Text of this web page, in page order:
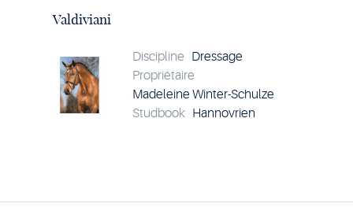
cheval
Valdiviani
Valdiviani
Discipline
Dressage
Propriétaire
Madeleine Winter-Schulze
Studbook Hannovrien